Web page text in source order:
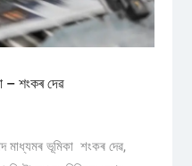
– শংকৰ দেৱ
মাধ্যমৰ ভূমিকা শংকৰ দেৱ,